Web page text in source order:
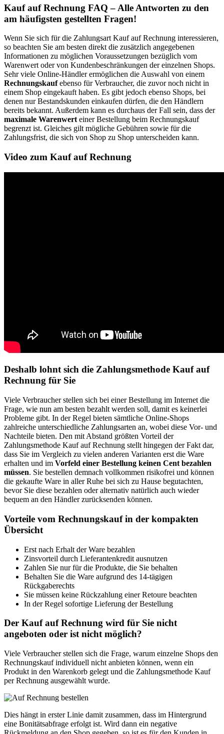
Kauf auf Rechnung FAQ – Alle Antworten zu den
am häufigsten gestellten Fragen!
Wenn Sie sich für die Zahlungsart Kauf auf Rechnung interessieren,
so beachten Sie am besten direkt die zusätzlich angegebenen
Informationen zu möglichen Voraussetzungen bezüglich vom
Warenwert oder von Kundenbeschränkungen der einzelnen Shops.
Sehr viele Online-Händler ermöglichen die Auswahl von einem
Rechnungskaufebenso für Verbraucher, die zuvor noch nicht in
einem Shop eingekauft haben. Es gibt jedoch ebenso Shops, bei
denen nur Bestandskunden einkaufen dürfen, die den Händlern
bereits bekannt. Außerdem kann es durchaus der Fall sein, dass der
maximale Warenwert einer Bestellung beim Rechnungskauf
begrenzt ist. Gleiches gilt mögliche Gebühren sowie für die
Zahlungsfrist, die sich von Shop zu Shop unterscheiden kann.
Video zum Kauf auf Rechnung
Deshalb lohnt sich die Zahlungsmethode Kauf auf
Rechnung für Sie
Viele Verbraucher stellen sich bei einer Bestellung im Internet die
Frage, wie nun am besten bezahlt werden soll, damit es keinerlei
Probleme gibt. In der Regel bieten sämtliche Online-Shops
zahlreiche unterschiedliche Zahlungsarten an, wobei diese Vor- und
Nachteile bieten. Den mit Abstand größten Vorteil der
Zahlungsmethode Kauf auf Rechnung stellt hingegen der Fakt dar,
dass Sie im Vergleich zu vielen anderen Varianten erst die Ware
erhalten und im Vorfeld einer Bestellung keinen Cent bezahlen
müssen. Sie bestellen demnach vollkommen risikofrei und können
die gekaufte Ware in aller Ruhe bei sich zu Hause begutachten,
bevor Sie diese bezahlen oder alternativ natürlich auch wieder
bequem an den Händler zurücksenden können.
Vorteile vom Rechnungskauf in der kompakten
Übersicht
Erst nach Erhalt der Ware bezahlen
Zinsvorteil durch Lieferantenkredit ausnutzen
Zahlen Sie nur für die Produkte, die Sie behalten
Behalten Sie die Ware aufgrund des 14-tägigen
Rückgaberechts
Sie müssen keine Rückzahlung einer Retoure beachten
In der Regel sofortige Lieferung der Bestellung
Der Kauf auf Rechnung wird für Sie nicht
angeboten oder ist nicht möglich?
Viele Verbraucher stellen sich die Frage, warum einzelne Shops den
Rechnungskauf individuell nicht anbieten können, wenn ein
Produkt in den Warenkorb gelegt und die Zahlungsmethode Kauf
per Rechnung ausgewählt wurde.
Dies hängt in erster Linie damit zusammen, dass im Hintergrund
eine Bonitätsabfrage erfolgt ist. Wird dann ein negative